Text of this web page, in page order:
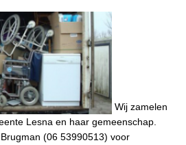
Wij zamelen
Lesna en haar gemeenschap.
(06 53990513) voor